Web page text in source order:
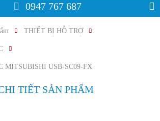
0947 767 687
THIẾT BỊ HỖ TRỢ
MITSUBISHI USB-SC09-FX
TIẾT SẢN PHẨM